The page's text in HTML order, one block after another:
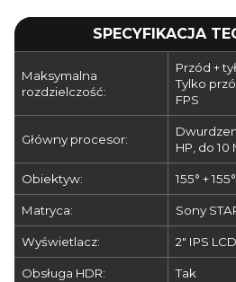
SPECYFIKACJA
Maksymalna
rozdzielczość:
Przód +
Tylko
FPS
Główny procesor:
HP, do 10
Obiektyw: 155° + 155°
Matryca: Sony
Wyświetlacz: 2" IPS LCD
Obsługa HDR: Tak